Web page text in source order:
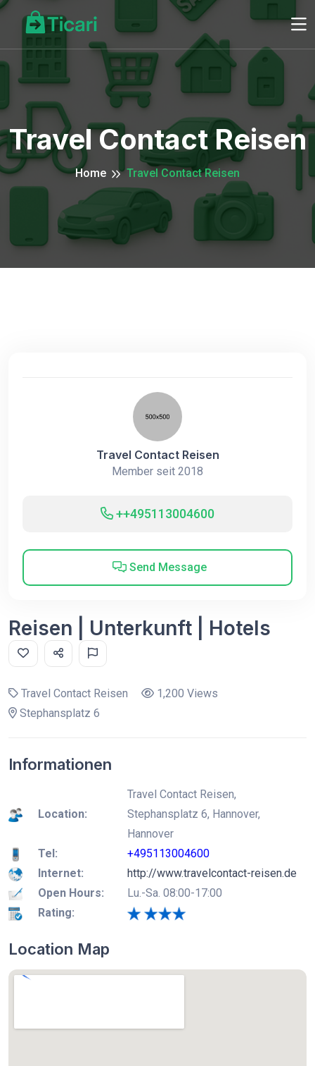
Travel Contact Reisen
Home Travel Contact Reisen
Travel Contact Reisen
Member seit 2018
++495113004600
Send Message
Reisen | Unterkunft | Hotels
Travel Contact Reisen
1,200 Views
Stephansplatz 6
Informationen
Location:
Travel Contact Reisen,
Stephansplatz 6, Hannover,
Hannover
Tel:
+495113004600
Internet:
http://www.travelcontact-reisen.de
Open Hours:
Lu.-Sa. 08:00-17:00
Rating:
Location Map